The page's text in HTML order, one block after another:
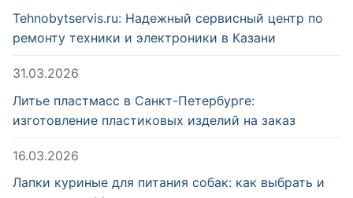
Tehnobytservis.ru: Надежный сервисный центр по
ремонту техники и электроники в Казани
31.03.2026
Литье пластмасс в Санкт-Петербурге:
изготовление пластиковых изделий на заказ
16.03.2026
Лапки куриные для питания собак: как выбрать и